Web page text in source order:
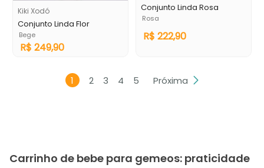
Kiki Xodó
Conjunto Linda Flor
Bege
R$ 249,90
Conjunto Linda Rosa
Rosa
R$ 222,90
1 2 3 4 5 Próxima
Carrinho de bebe para gemeos: praticidade